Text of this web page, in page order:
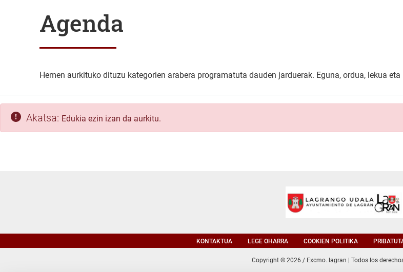
Agenda
Hemen aurkituko dituzu kategorien arabera programatuta dauden jarduerak. Eguna, ordua, lekua
Akatsa: Edukia ezin izan da aurkitu.
KONTAKTUA LEGE OHARRA COOKIEN POLITIKA
Copyright © 2026 / Excmo. lagran | Todos los